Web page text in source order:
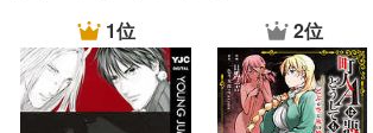
1位 2位